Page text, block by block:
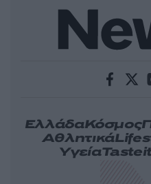
ΕλλάδαΚόσμος
Αθλητικά
ΥγείαTasteit